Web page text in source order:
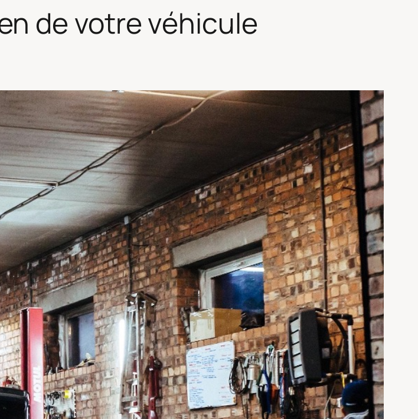
de votre véhicule